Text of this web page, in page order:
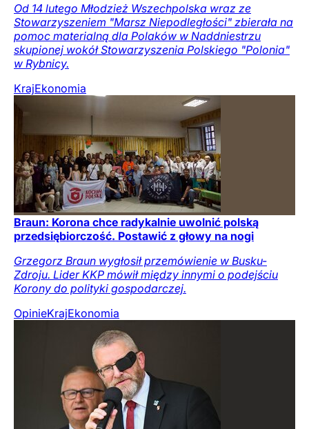
Od 14 lutego Młodzież Wszechpolska wraz ze
Stowarzyszeniem "Marsz Niepodległości" zbierała na
pomoc materialną dla Polaków w Naddniestrzu
skupionej wokół Stowarzyszenia Polskiego "Polonia"
w Rybnicy.
KrajEkonomia
Braun: Korona chce radykalnie uwolnić polską
przedsiębiorczość. Postawić z głowy na nogi
Grzegorz Braun wygłosił przemówienie w Busku-
Zdroju. Lider KKP mówił między innymi o podejściu
Korony do polityki gospodarczej.
OpinieKrajEkonomia